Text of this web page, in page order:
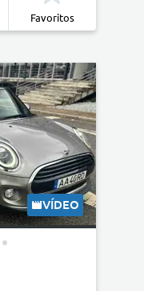
Favoritos
VÍDEO